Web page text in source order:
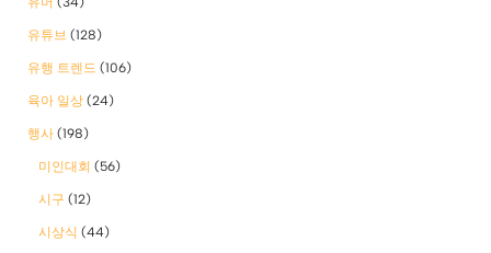
유튜브 (128)
유행 트렌드 (106)
육아 일상 (24)
행사 (198)
미인대회 (56)
시구 (12)
시상식 (44)